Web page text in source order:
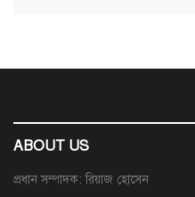
ABOUT US
প্রধান সম্পাদক: রিয়াজ হোসেন